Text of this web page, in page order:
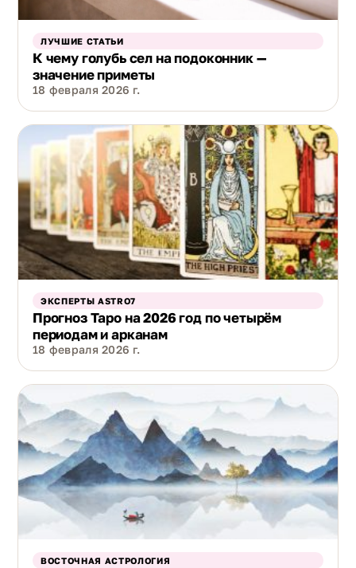
ЛУЧШИЕ СТАТЬИ
К чему голубь сел на подоконник —
значение приметы
18 февраля 2026 г.
ЭКСПЕРТЫ ASTRO7
Прогноз Таро на 2026 год по четырём
периодам и арканам
18 февраля 2026 г.
ВОСТОЧНАЯ АСТРОЛОГИЯ